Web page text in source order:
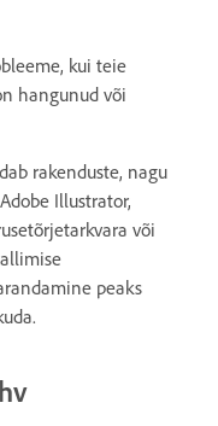
kui teie
hangunud või
rakenduste, nagu
Illustrator,
või
peaks